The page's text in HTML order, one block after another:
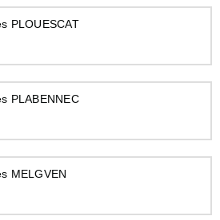
PLOUESCAT
PLABENNEC
MELGVEN